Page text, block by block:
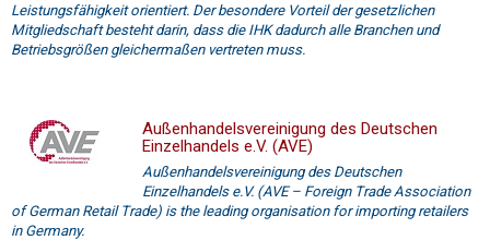
Leistungsfähigkeit orientiert. Der besondere Vorteil der gesetzlichen
Mitgliedschaft besteht darin, dass die IHK dadurch alle Branchen und
Betriebsgrößen gleichermaßen vertreten muss.
Außenhandelsvereinigung des Deutschen
Einzelhandels e.V. (AVE)
Außenhandelsvereinigung des Deutschen
Einzelhandels e.V. (AVE – Foreign Trade Association
of German Retail Trade) is the leading organisation for importing retailers
in Germany.